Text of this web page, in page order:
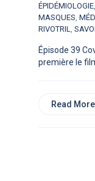
ÉPIDÉMIOLOGIE,
MASQUES,
RIVOTRIL,
Épisode 39
première le
Read More